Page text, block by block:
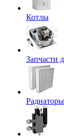
Котлы
Запчасти